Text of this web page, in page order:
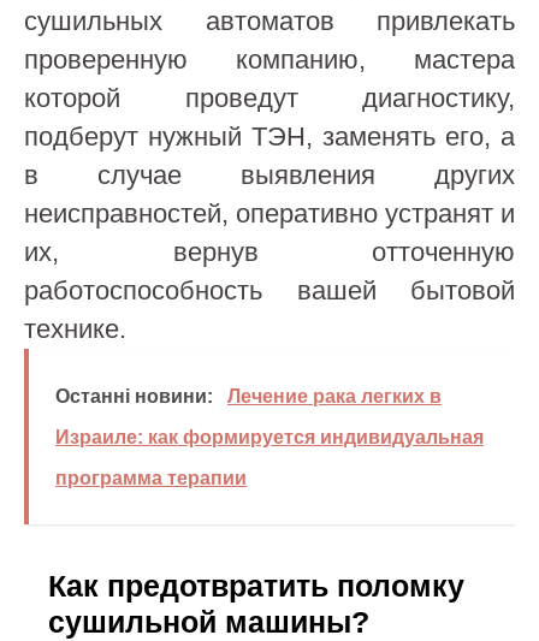
сушильных автоматов привлекать
проверенную компанию, мастера
которой проведут диагностику,
подберут нужный ТЭН, заменять его, а
в случае выявления других
неисправностей, оперативно устранят и
их, вернув отточенную
работоспособность вашей бытовой
технике.
Останні новини:
Лечение рака легких в
Израиле: как формируется индивидуальная
программа терапии
Как предотвратить поломку
сушильной машины?